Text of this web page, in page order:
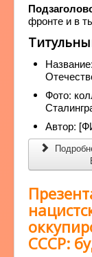
фронте и в
Фото:
Автор:
СССР: